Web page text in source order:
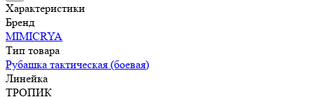
Характеристики
Бренд
MIMICRYA
Тип товара
Рубашка тактическая (боевая)
Линейка
ТРОПИК